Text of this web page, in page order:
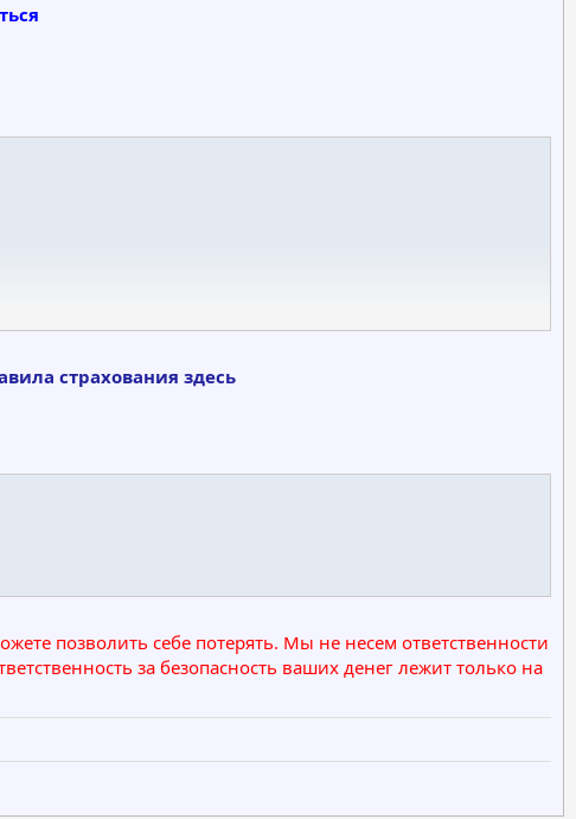
страхования здесь
позволить себе потерять. Мы не несем ответственности
за безопасность ваших денег лежит только на